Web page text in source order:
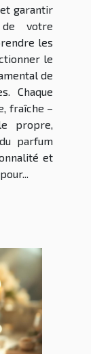
garantir
votre
les
le
de
Chaque
fraîche –
propre,
parfum
et